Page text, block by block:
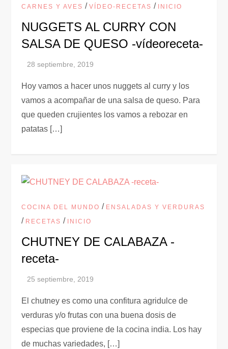
CARNES Y AVES /VÍDEO-RECETAS / INICIO
NUGGETS AL CURRY CON
SALSA DE QUESO -vídeoreceta-
Hoy vamos a hacer unos nuggets al curry y los
vamos a acompañar de una salsa de queso. Para
que queden crujientes los vamos a rebozar en
patatas […]
COCINA DEL MUNDO / ENSALADAS Y VERDURAS
/ RECETAS / INICIO
CHUTNEY DE CALABAZA -
receta-
El chutney es como una confitura agridulce de
verduras y/o frutas con una buena dosis de
especias que proviene de la cocina india. Los hay
de muchas variedades, […]